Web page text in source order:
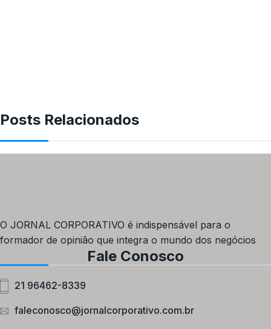
Posts Relacionados
O JORNAL CORPORATIVO é indispensável para o
formador de opinião que integra o mundo dos negócios
Fale Conosco
21 96462-8339
faleconosco@jornalcorporativo.com.br